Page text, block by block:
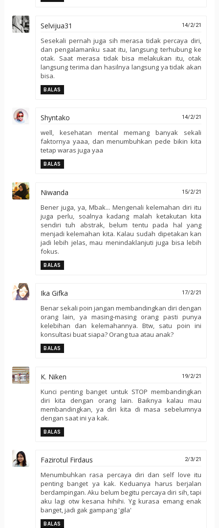
Selvijua31 14/2/21
Sesekali pernah juga sih merasa tidak percaya diri,
dan pengalamanku saat itu, langsung terhubung ke
otak. Saat merasa tidak bisa melakukan itu, otak
langsung terima dan hasilnya langsung ya tidak akan
bisa.
BALAS
Shyntako 14/2/21
well, kesehatan mental memang banyak sekali
faktornya yaaa, dan menumbuhkan pede bikin kita
tetap waras juga yaa
BALAS
Niwanda 15/2/21
Bener juga, ya, Mbak... Mengenali kelemahan diri itu
juga perlu, soalnya kadang malah ketakutan kita
sendiri tuh abstrak, belum tentu pada hal yang
menjadi kelemahan kita. Kalau sudah dipetakan kan
jadi lebih jelas, mau menindaklanjuti juga bisa lebih
fokus.
BALAS
Ika Gifka 17/2/21
Benar sekali poin jangan membandingkan diri dengan
orang lain, ya masing-masing orang pasti punya
kelebihan dan kelemahannya. Btw, satu poin ini
konsultasi buat siapa? Orang tua atau anak?
BALAS
K. Niken 19/2/21
Kunci penting banget untuk STOP membandingkan
diri kita dengan orang lain. Baiknya kalau mau
membandingkan, ya diri kita di masa sebelumnya
dengan saat ini ya kak.
BALAS
Fazirotul Firdaus 2/3/21
Menumbuhkan rasa percaya diri dan self love itu
penting banget ya kak. Keduanya harus berjalan
berdampingan. Aku belum begitu percaya diri sih, tapi
aku lagi otw kesana hihihi. Yg kurasa emang enak
banget, jadi gak gampang 'gila'
BALAS